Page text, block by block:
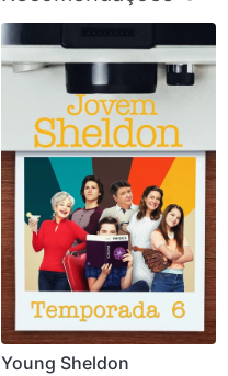
Young Sheldon